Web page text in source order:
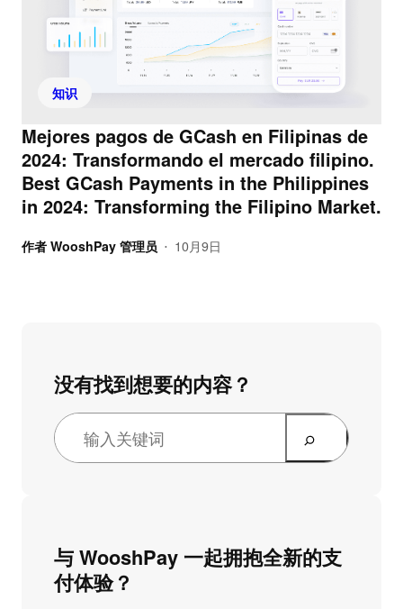
知识
Mejores pagos de GCash en Filipinas de
2024: Transformando el mercado filipino.
Best GCash Payments in the Philippines
in 2024: Transforming the Filipino Market.
作者 WooshPay 管理员 • 10月9日
没有找到想要的内容？
与 WooshPay 一起拥抱全新的支
付体验？